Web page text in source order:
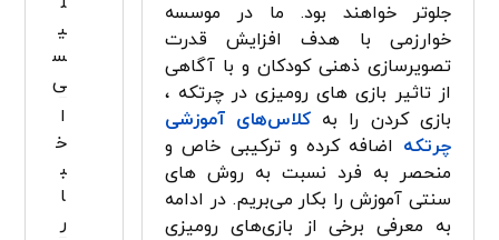
جلوتر خواهند بود. ما در موسسه
خوارزمی با هدف افزایش قدرت
تصویرسازی ذهنی کودکان و با آگاهی
از تاثیر بازی ­های رومیزی در چرتکه ،
بازی کردن را به کلاس‌های آموزشی
چرتکه اضافه کرده و ترکیبی خاص و
منحصر به فرد نسبت به روش های
سنتی آموزش را بکار می‌­بریم. در ادامه
به معرفی برخی از بازی‌های رومیزی
ی
س
ی
ا
خ
ب
ا
ر